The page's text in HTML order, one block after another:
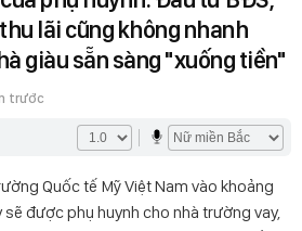
lãi cũng không nhanh
giàu sẵn sàng "xuống tiền"
trước
Quốc tế Mỹ Việt Nam vào khoảng
được phụ huynh cho nhà trường vay,